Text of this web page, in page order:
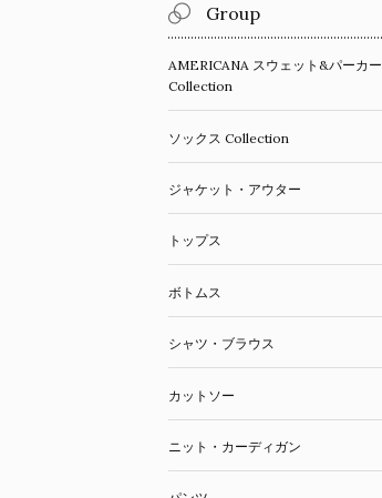
Group
AMERICANA スウェット&パーカー
Collection
ソックス Collection
ジャケット・アウター
トップス
ボトムス
シャツ・ブラウス
カットソー
ニット・カーディガン